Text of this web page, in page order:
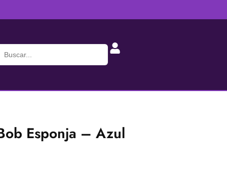
Esponja – Azul